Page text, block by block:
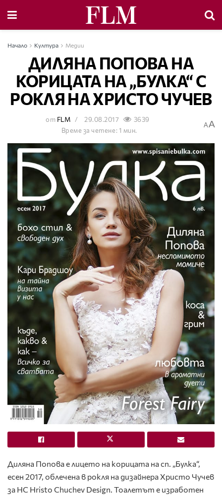
Начало Култура Медии
ДИЛЯНА ПОПОВА НА
КОРИЦАТА НА „БУЛКА“ С
РОКЛЯ НА ХРИСТО ЧУЧЕВ
от FLM 29.08.2017
3639
Време за четене: 1 мин.
AA
Диляна Попова е лицето на корицата на сп. „Булка“,
есен 2017, облечена в рокля на дизайнера Христо Чучев
за HC Hristo Chuchev Design. Тоалетът е изработен